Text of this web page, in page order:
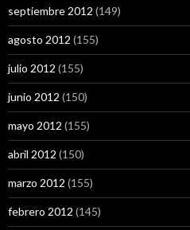
septiembre 2012 (149)
agosto 2012 (155)
julio 2012 (155)
junio 2012 (150)
mayo 2012 (155)
abril 2012 (150)
marzo 2012 (155)
febrero 2012 (145)